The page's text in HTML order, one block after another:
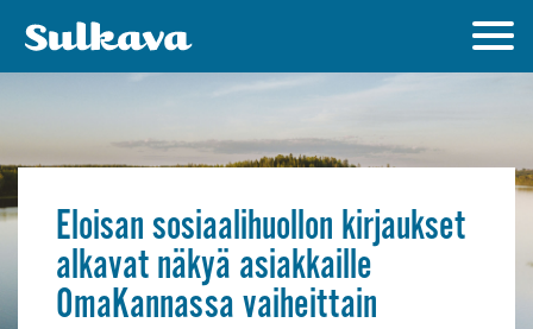
Eloisan sosiaalihuollon kirjaukset
alkavat näkyä asiakkaille
OmaKannassa vaiheittain